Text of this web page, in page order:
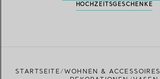
HOCHZEITSGESCHENKE
STARTSEITE WOHNEN & ACCESSOIRES